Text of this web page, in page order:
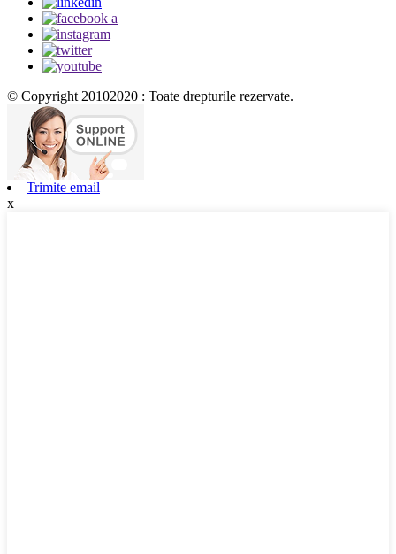
© Copyright 20102020 : Toate drepturile rezervate.
Trimite email
x